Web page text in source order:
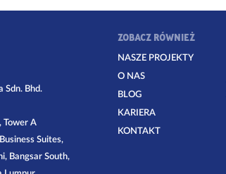
Sdn. Bhd.
Tower A
Suites,
Bangsar South,
ZOBACZ RÓWNIEŻ
NASZE PROJEKTY
O NAS
BLOG
KARIERA
KONTAKT